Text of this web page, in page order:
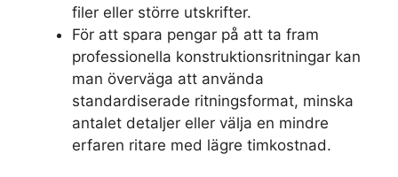
filer eller större utskrifter.
För att spara pengar på att ta fram
professionella konstruktionsritningar kan
man överväga att använda
standardiserade ritningsformat, minska
antalet detaljer eller välja en mindre
erfaren ritare med lägre timkostnad.